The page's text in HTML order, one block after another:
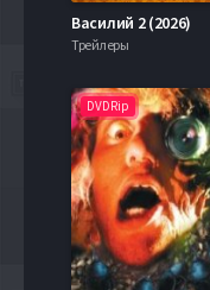
Василий 2 (2026)
Трейлеры
DVDRip